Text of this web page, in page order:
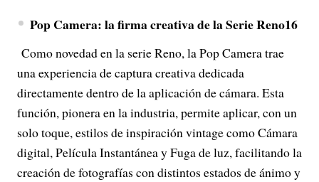
Pop Camera: la firma creativa de la Serie Reno16
Como novedad en la serie Reno, la Pop Camera trae
una experiencia de captura creativa dedicada
directamente dentro de la aplicación de cámara. Esta
función, pionera en la industria, permite aplicar, con un
solo toque, estilos de inspiración vintage como Cámara
digital, Película Instantánea y Fuga de luz, facilitando la
creación de fotografías con distintos estados de ánimo y